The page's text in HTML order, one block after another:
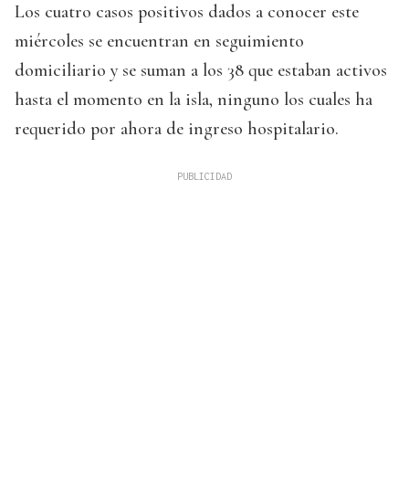
Los cuatro casos positivos dados a conocer este
miércoles se encuentran en seguimiento
domiciliario y se suman a los 38 que estaban activos
hasta el momento en la isla, ninguno los cuales ha
requerido por ahora de ingreso hospitalario.